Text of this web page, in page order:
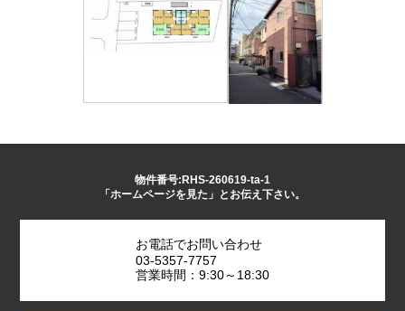
物件番号:RHS-260619-ta-1
「ホームページを見た」とお伝え下さい。
お電話でお問い合わせ
03-5357-7757
営業時間：9:30～18:30